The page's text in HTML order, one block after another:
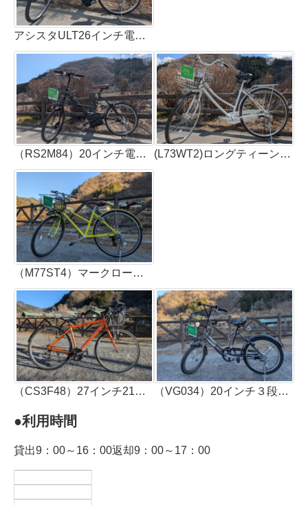
アシスタULT26インチ電動自転車(2台）乗車可能最低身長135㎝
（RS2M84）20インチ電動自転車（1台）適正身長143ｃｍ以上 (L73WT2)ロングティーンSTD27インチ 3段ギア(1台) 適正身長148㎝以上
（M77ST4）マークローザ27インチ７段ギア（3台）適正身長149ｃｍ以上
（CS3F48）27インチ21段ギア（2台）適正身長164ｃｍ以上 （VG034）20インチ３段ギア（1台）適正身長137ｃｍ以上
●利用時間
貸出9：00～16：00返却9：00～17：00